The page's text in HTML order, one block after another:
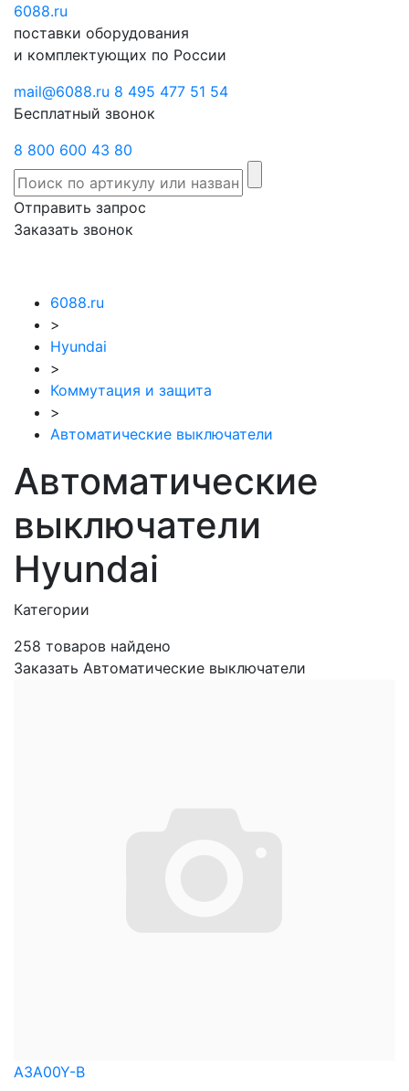
6088.ru
поставки оборудования
и комплектующих по России
mail@6088.ru 8 495 477 51 54
Бесплатный звонок
8 800 600 43 80
Отправить запрос
Заказать звонок
6088.ru
>
Hyundai
>
Коммутация и защита
>
Автоматические выключатели
Автоматические
выключатели
Hyundai
Категории
258 товаров найдено
Заказать Автоматические выключатели
A3A00Y-B
Отправить
запрос
звонок